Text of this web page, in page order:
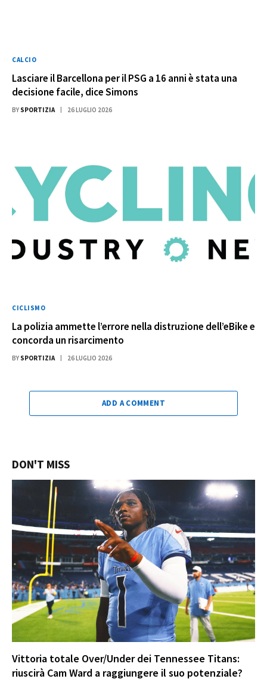
CALCIO
Lasciare il Barcellona per il PSG a 16 anni è stata una
decisione facile, dice Simons
BY SPORTIZIA 26 LUGLIO 2026
CICLISMO
La polizia ammette l’errore nella distruzione dell’eBike e
concorda un risarcimento
BY SPORTIZIA 26 LUGLIO 2026
ADD A COMMENT
DON'T MISS
Vittoria totale Over/Under dei Tennessee Titans:
riuscirà Cam Ward a raggiungere il suo potenziale?